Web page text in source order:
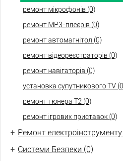
ремонт мікрофонів (0)
ремонт МР3-плеєрів (0)
ремонт автомагнітол (0)
ремонт відеореєстраторів (0)
ремонт навігаторів (0)
установка супутникового TV
ремонт тюнера Т2 (0)
ремонт ігрових приставок (0)
+ Ремонт
+ Системи Безпеки (0)